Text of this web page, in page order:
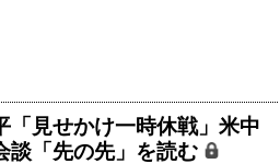
「見せかけ一時休戦」米中
談「先の先」を読む